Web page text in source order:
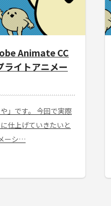
Animate CC
ライトアニメー
」です。 今回で実際
仕上げていきたいと
ーシ…